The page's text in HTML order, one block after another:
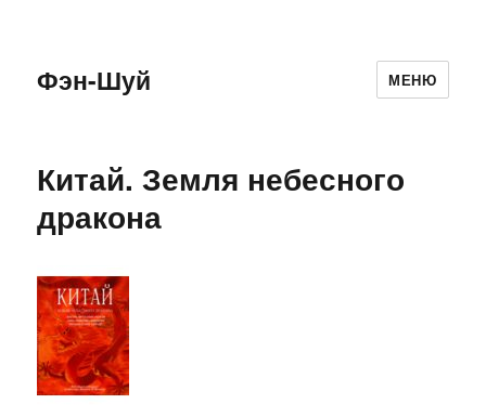
Фэн-Шуй МЕНЮ
Китай. Земля небесного
дракона